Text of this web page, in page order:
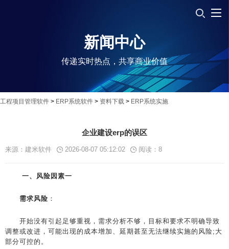
新闻中心
传递实时热点，共享商业价值
工程项目管理软件 > ERP系统软件 > 资料下载 > ERP系统实施
企业建设erp的误区
来源：建米软件 2026-08-07 05:12:02 阅读： 8
一、风险因素一
需求风险 ：
开始没有引起足够重视，需求分析不够，目标和要求不明确导致
调整或改进，可能出现的成本增加、延期甚至无法继续实施的风险;大
部分可控的。